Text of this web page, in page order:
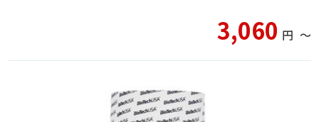
3,060 円 〜